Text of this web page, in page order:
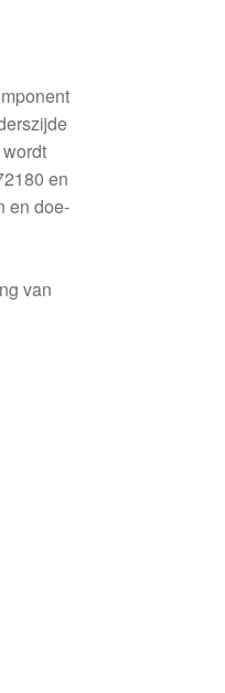
en
en doe-
van